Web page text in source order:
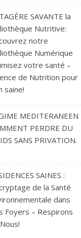
SAVANTE la
Nutritive:
notre
Numérique
votre santé –
de Nutrition pour
saine!
MEDITERANEEN
PERDRE DU
SANS PRIVATION.
SAINES :
de la Santé
dans
Foyers – Respirons